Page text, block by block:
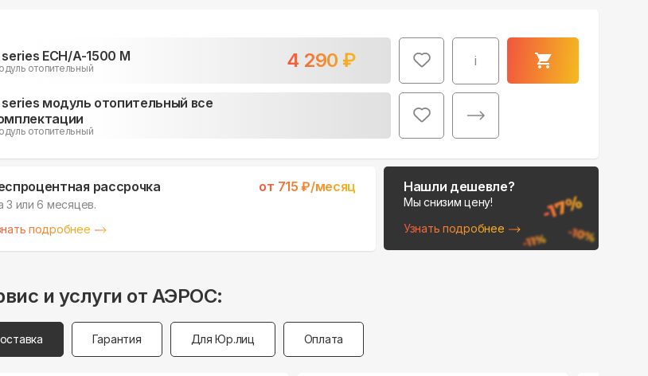
series ECH/A-1500 M
отопительный 4 290 ₽ i
series модуль отопительный все
отопительный
рассрочка от 715 ₽/месяц
3 или 6 месяцев.
подробнее
Нашли дешевле?
Мы снизим цену!
Узнать подробнее
и услуги от АЭРОС:
Гарантия Для Юр.лиц Оплата